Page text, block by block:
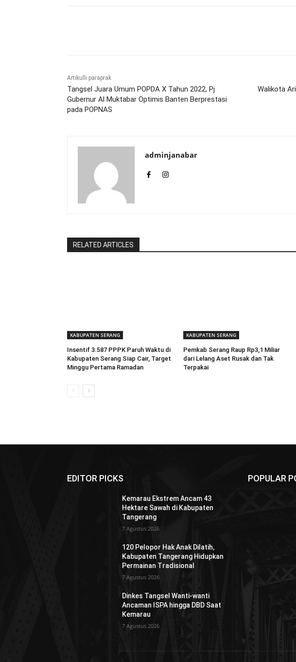
Artikulli paraprak
Tangsel Juara Umum POPDA X Tahun 2022, Pj
Gubernur Al Muktabar Optimis Banten Berprestasi
pada POPNAS
Walikota
adminjanabar
RELATED ARTICLES
KABUPATEN SERANG
Insentif 3.587 PPPK Paruh Waktu di
Kabupaten Serang Siap Cair, Target
Minggu Pertama Ramadan
KABUPATEN SERANG
Pemkab Serang Raup Rp3,1 Miliar
dari Lelang Aset Rusak dan Tak
Terpakai
EDITOR PICKS
Kemarau Ekstrem Ancam 43
Hektare Sawah di Kabupaten
Tangerang
7 Agustus 2026
120 Pelopor Hak Anak Dilatih,
Kabupaten Tangerang Hidupkan
Permainan Tradisional
7 Agustus 2026
Dinkes Tangsel Wanti-wanti
Ancaman ISPA hingga DBD Saat
Kemarau
7 Agustus 2026
POPULAR